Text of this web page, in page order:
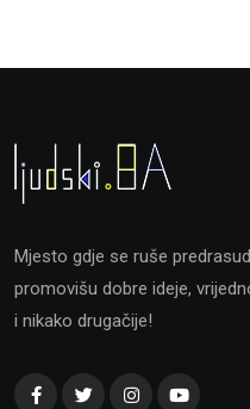
Mjesto gdje se ruše
promovišu dobre ideje,
i nikako drugačije!